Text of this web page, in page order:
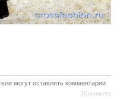
могут оставлять комментарии
JComments